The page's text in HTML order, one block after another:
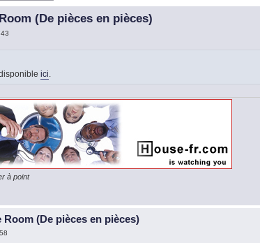
(De pièces en pièces)
ici.
à point
Room (De pièces en pièces)